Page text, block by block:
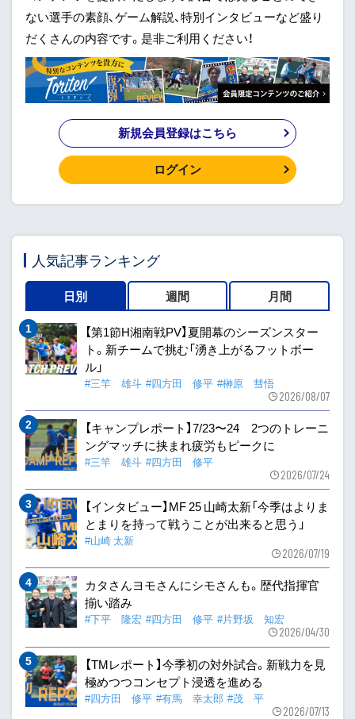
ない選手の素顔、ゲーム解説、特別インタビューなど盛り
だくさんの内容です。是非ご利用ください！
新規会員登録はこちら
ログイン
人気記事ランキング
日別 週間 月間
【第1節H湘南戦PV】夏開幕のシーズンスター
ト。新チームで挑む「湧き上がるフットボー
ル」
#三竿 雄斗 #四方田 修平 #榊原 彗悟
2026/08/07
【キャンプレポート】7/23〜24 2つのトレーニ
ングマッチに挟まれ疲労もピークに
#三竿 雄斗 #四方田 修平
2026/07/24
【インタビュー】MF 25 山崎太新「今季はよりま
とまりを持って戦うことが出来ると思う」
#山崎 太新
2026/07/19
カタさんヨモさんにシモさんも。歴代指揮官
揃い踏み
#下平 隆宏 #四方田 修平 #片野坂 知宏
2026/04/30
【TMレポート】今季初の対外試合。新戦力を見
極めつつコンセプト浸透を進める
#四方田 修平 #有馬 幸太郎 #茂 平
2026/07/13